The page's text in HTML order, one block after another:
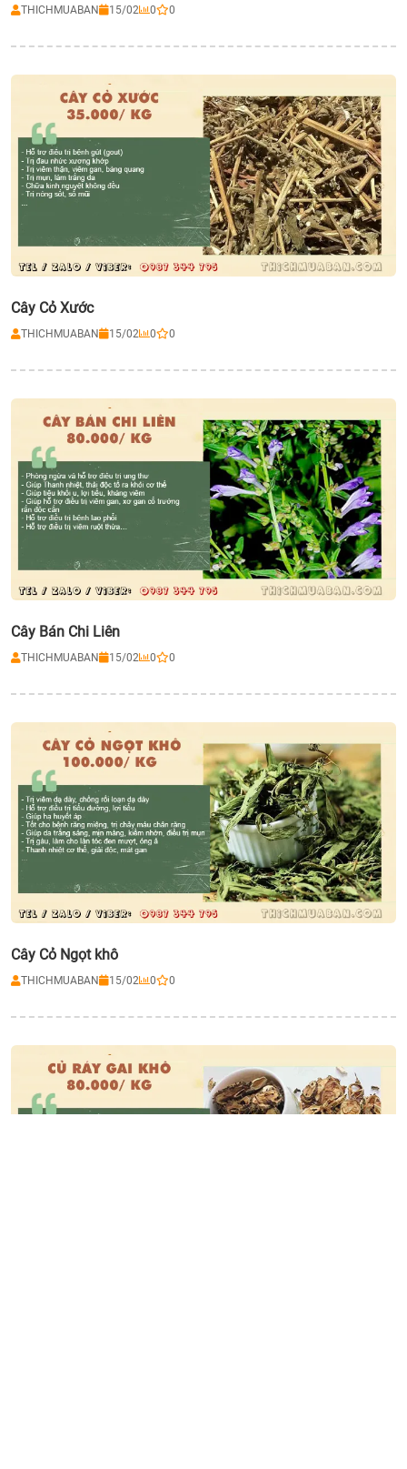
THICHMUABAN 15/02 0 0
Cây Cỏ Xước
THICHMUABAN 15/02 0 0
Cây Bán Chi Liên
THICHMUABAN 15/02 0 0
Cây Cỏ Ngọt khô
THICHMUABAN 15/02 0 0